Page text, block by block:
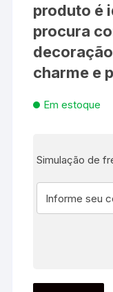
produto é
procura
charme e
Em estoque
Simulação de